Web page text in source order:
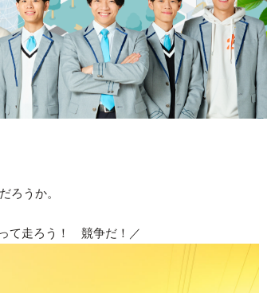
ろうか。
て走ろう！ 競争だ！／